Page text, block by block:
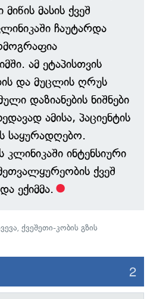
მასის ქვეშ
ჩაუტარდა
ამ ეტაპისთვის
და მუცლის ღრუს
დაზიანების ნიშნები
ამისა, პაციენტის
საყურადღებო.
კლინიკაში ინტენსიური
ქვეშ
ექიმმა.
, ქვეშეთი-კობის გზის
2